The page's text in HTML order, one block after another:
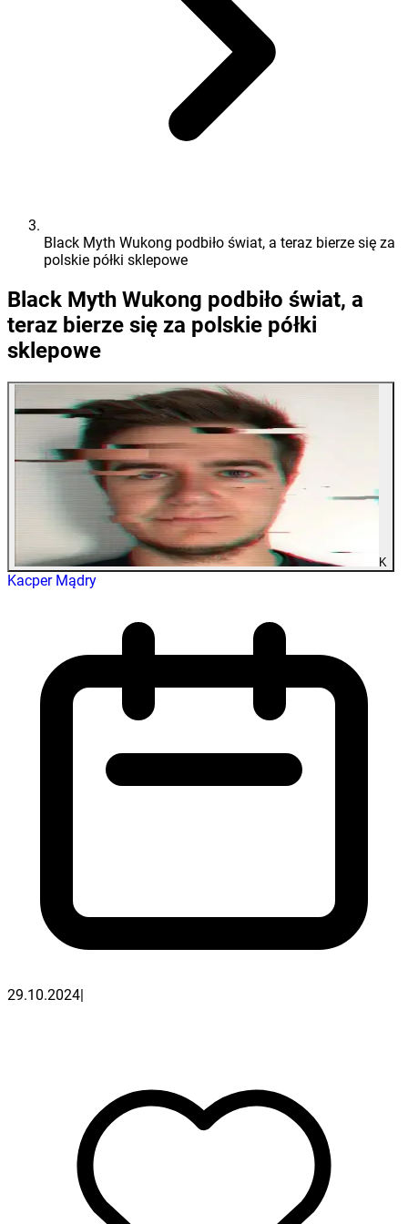
Black Myth Wukong podbiło świat, a teraz bierze się za
polskie półki sklepowe
Black Myth Wukong podbiło świat, a
teraz bierze się za polskie półki
sklepowe
K
Kacper Mądry
29.10.2024|